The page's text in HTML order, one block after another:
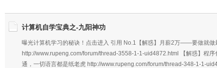
计算机自学宝典之-九阳神功
曝光计算机学习的秘诀！点击进入 引用 No.1【解惑】月薪2万——要做就做
http://www.rupeng.com/forum/thread-3558-1-1-uid4872.html 【解惑】程序
通，一切语言都是纸老虎 http://www.rupeng.com/forum/thread-348-1-1-